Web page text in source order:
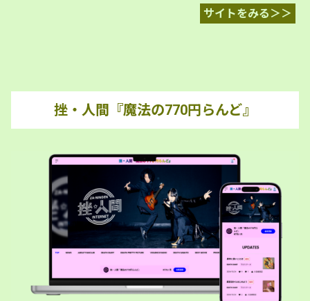
サイトをみる＞＞
挫・人間『魔法の770円らんど』